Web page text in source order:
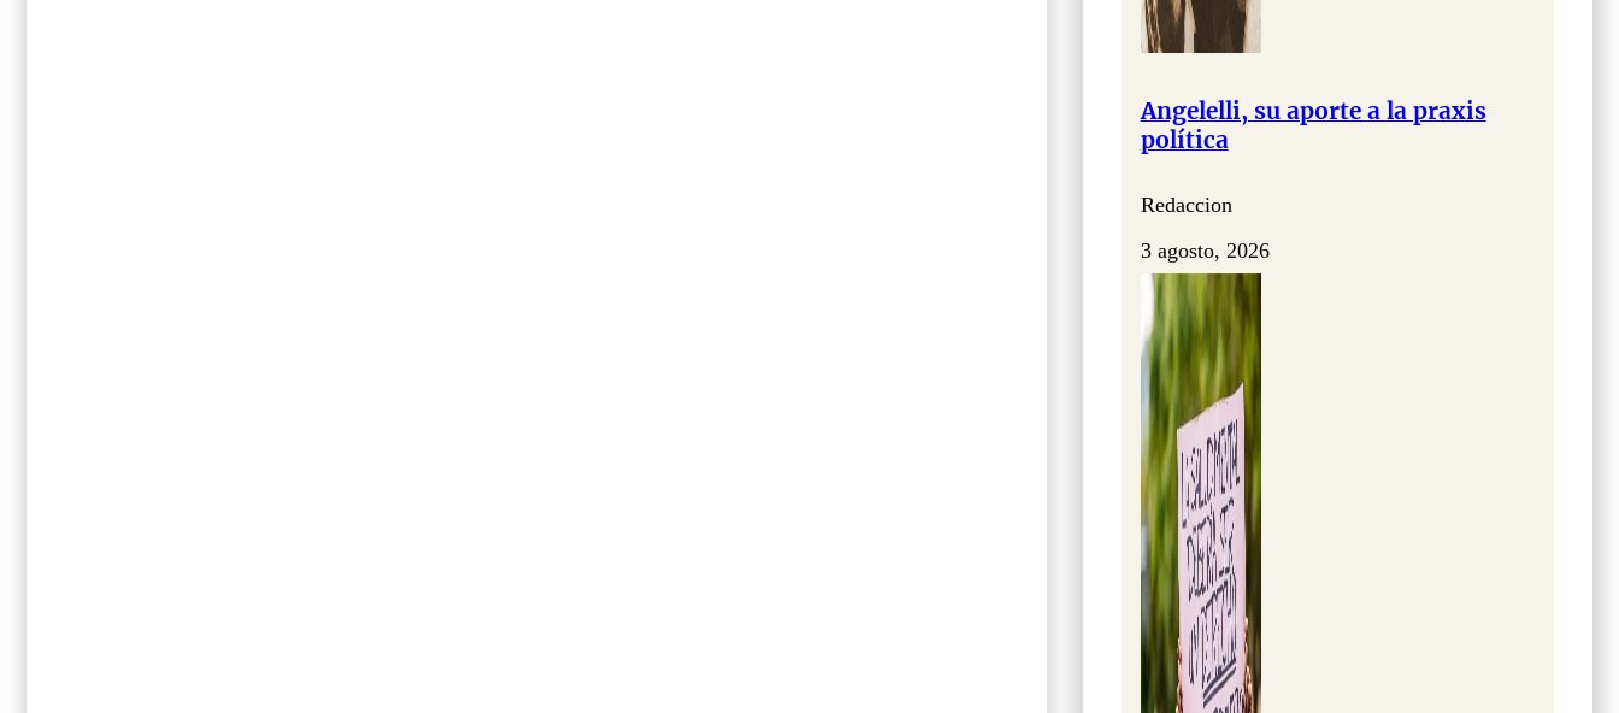
Angelelli, su aporte a la praxis
política
Redaccion
3 agosto, 2026